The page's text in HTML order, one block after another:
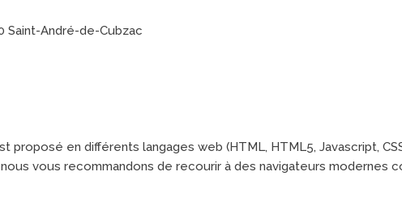
Saint-André-de-Cubzac
proposé en différents langages web (HTML, HTML5, Javascript,
nous vous recommandons de recourir à des navigateurs modernes